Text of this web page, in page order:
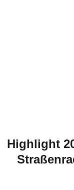
Highlight